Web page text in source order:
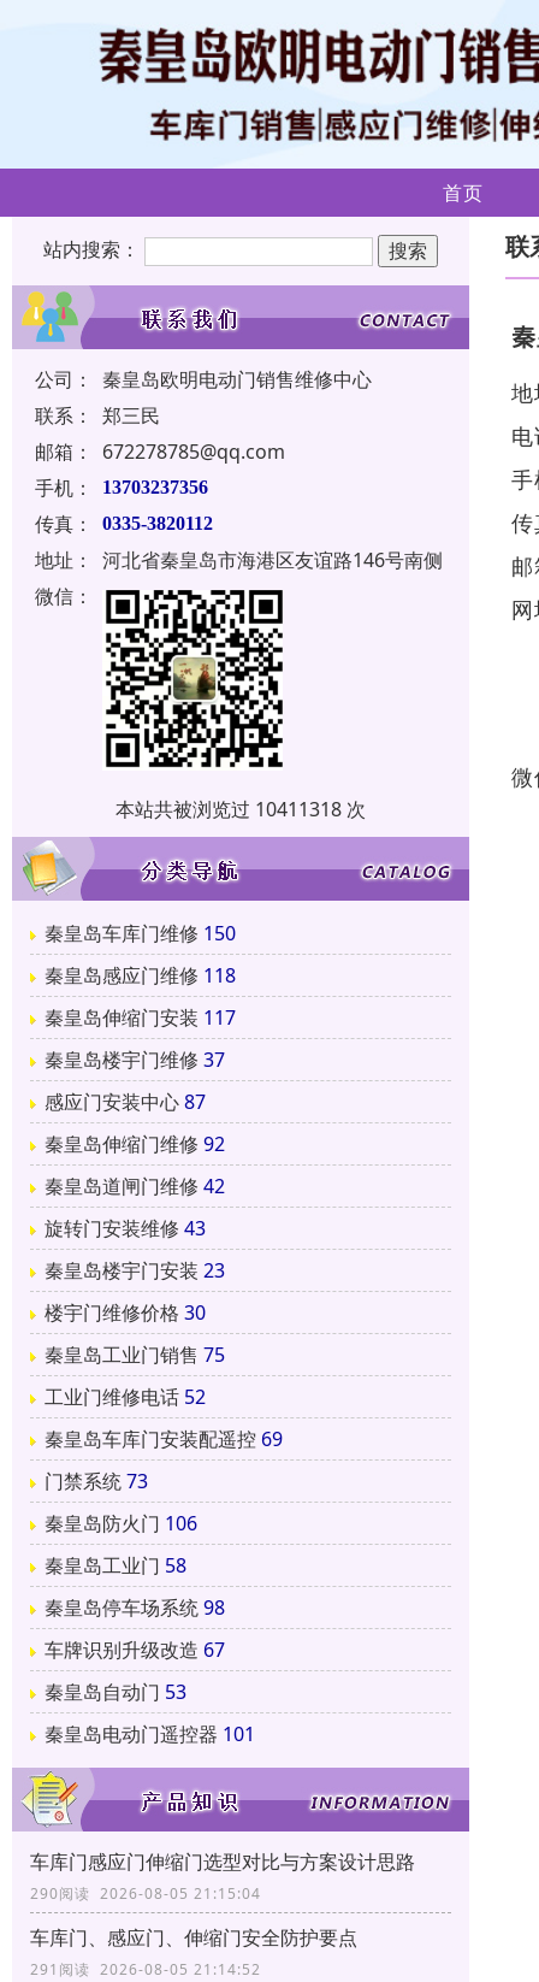
首页
站内搜索：
公司：
秦皇岛欧明电动门销售维修中心
联系：
郑三民
邮箱：
672278785@qq.com
手机：
13703237356
传真： 0335-3820112
地址：
河北省秦皇岛市海港区友谊路146号南侧
微信：
本站共被浏览过 10411318 次
秦皇岛车库门维修 150
秦皇岛感应门维修 118
秦皇岛伸缩门安装 117
秦皇岛楼宇门维修 37
感应门安装中心87
秦皇岛伸缩门维修 92
秦皇岛道闸门维修 42
旋转门安装维修 43
秦皇岛楼宇门安装 23
楼宇门维修价格 30
秦皇岛工业门销售 75
工业门维修电话 52
秦皇岛车库门安装配遥控 69
门禁系统73
秦皇岛防火门 106
秦皇岛工业门 58
秦皇岛停车场系统98
车牌识别升级改造 67
秦皇岛自动门 53
秦皇岛电动门遥控器 101
车库门感应门伸缩门选型对比与方案设计思路
290阅读 2026-08-05 21:15:04
车库门、感应门、伸缩门安全防护要点
291阅读 2026-08-05 21:14:52
联